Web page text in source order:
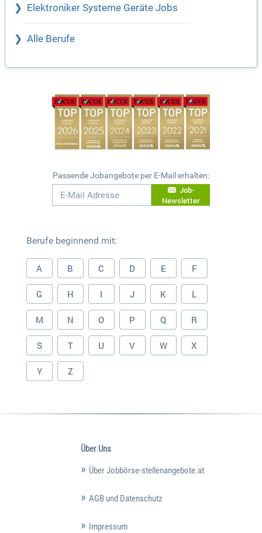
Elektroniker Systeme Geräte Jobs
Alle Berufe
Passende Jobangebote per E-Mail erhalten:
Job-
Newsletter
Berufe beginnend mit:
A B C D E F
G H I J K L
M N O P Q R
S T U V W X
Y Z
Über Uns
Über Jobbörse-stellenangebote.at
AGB und Datenschutz
Impressum